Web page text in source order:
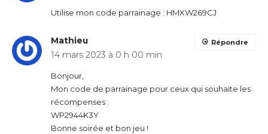
Utilise mon code parrainage : HMXW269CJ
Mathieu
14 mars 2023 à 0 h 00 min
Bonjour,
Mon code de parrainage pour ceux qui souhaite les
récompenses :
WP2944K3Y
Bonne soirée et bon jeu !
Répondre